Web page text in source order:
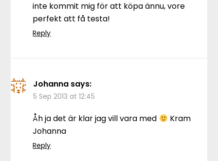
inte kommit mig för att köpa ännu, vore
perfekt att få testa!
Reply
Johanna says:
5 Sep 2013 at 12:45
Åh ja det är klar jag vill vara med
Kram
Johanna
Reply